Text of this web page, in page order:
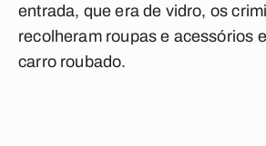
entrada, que era de vidro, os
recolheram roupas e acessórios
carro roubado.